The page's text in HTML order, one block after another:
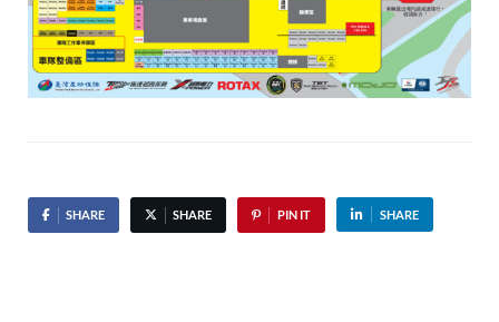
SHARE SHARE PIN IT SHARE